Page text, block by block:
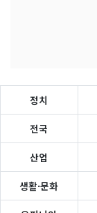
정치
전국
산업
생활·문화